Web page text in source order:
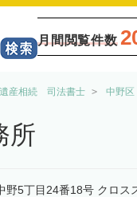
月間閲覧件数
産相続 司法書士 中野
所
野5丁目24番18号 クロス